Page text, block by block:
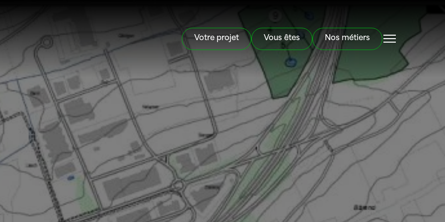
Votre projet Vous êtes Nos métiers